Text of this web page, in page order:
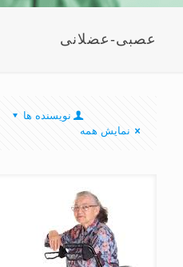
عصبی-عضلانی
نویسنده ها
نمایش همه